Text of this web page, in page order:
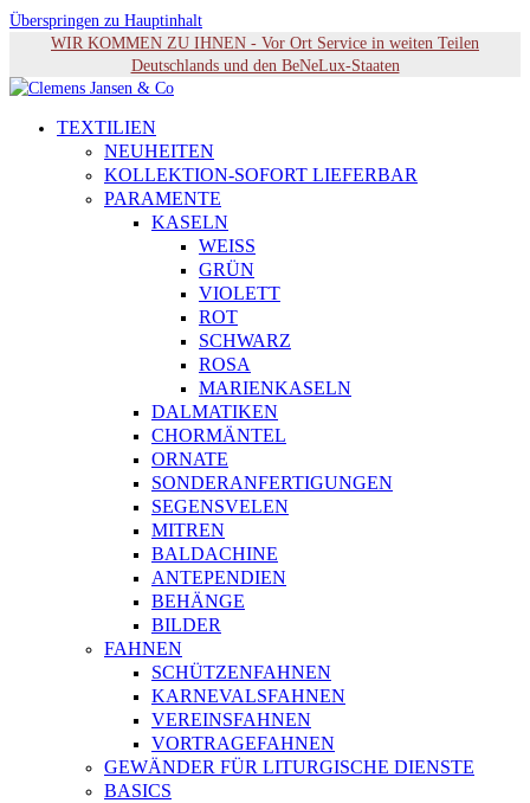
Überspringen zu Hauptinhalt
WIR KOMMEN ZU IHNEN - Vor Ort Service in weiten Teilen
Deutschlands und den BeNeLux-Staaten
TEXTILIEN
NEUHEITEN
KOLLEKTION-SOFORT LIEFERBAR
PARAMENTE
KASELN
WEISS
GRÜN
VIOLETT
ROT
SCHWARZ
ROSA
MARIENKASELN
DALMATIKEN
CHORMÄNTEL
ORNATE
SONDERANFERTIGUNGEN
SEGENSVELEN
MITREN
BALDACHINE
ANTEPENDIEN
BEHÄNGE
BILDER
FAHNEN
SCHÜTZENFAHNEN
KARNEVALSFAHNEN
VEREINSFAHNEN
VORTRAGEFAHNEN
GEWÄNDER FÜR LITURGISCHE DIENSTE
BASICS